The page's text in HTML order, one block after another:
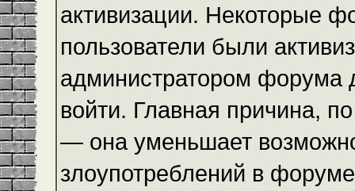
активизации. Некоторые
пользователи были
администратором форума
войти. Главная причина,
— она уменьшает
злоупотреблений в